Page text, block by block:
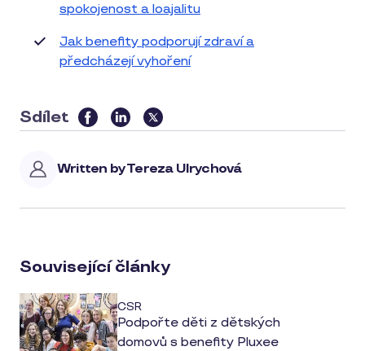
spokojenost a loajalitu
Jak benefity podporují zdraví a
předcházejí vyhoření
Sdílet
this
on
Written byTereza Ulrychová
Související články
CSR
Podpořte děti z dětských
domovů s benefity Pluxee